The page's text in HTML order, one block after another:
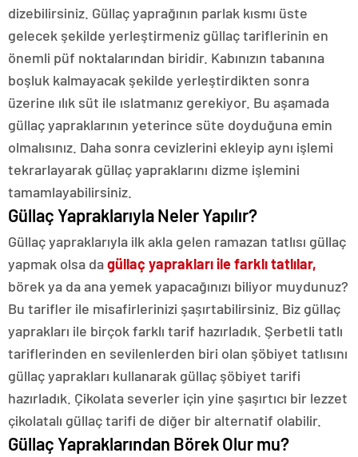
dizebilirsiniz. Güllaç yaprağının parlak kısmı üste
gelecek şekilde yerleştirmeniz güllaç tariflerinin en
önemli püf noktalarından biridir. Kabınızın tabanına
boşluk kalmayacak şekilde yerleştirdikten sonra
üzerine ılık süt ile ıslatmanız gerekiyor. Bu aşamada
güllaç yapraklarının yeterince süte doyduğuna emin
olmalısınız. Daha sonra cevizlerini ekleyip aynı işlemi
tekrarlayarak güllaç yapraklarını dizme işlemini
tamamlayabilirsiniz.
Güllaç Yapraklarıyla Neler Yapılır?
Güllaç yapraklarıyla ilk akla gelen ramazan tatlısı güllaç
yapmak olsa dagüllaç yaprakları ile farklı tatlılar,
börek ya da ana yemek yapacağınızı biliyor muydunuz?
Bu tarifler ile misafirlerinizi şaşırtabilirsiniz. Biz güllaç
yaprakları ile birçok farklı tarif hazırladık. Şerbetli tatlı
tariflerinden en sevilenlerden biri olan şöbiyet tatlısını
güllaç yaprakları kullanarak güllaç şöbiyet tarifi
hazırladık. Çikolata severler için yine şaşırtıcı bir lezzet
çikolatalı güllaç tarifi de diğer bir alternatif olabilir.
Güllaç Yapraklarından Börek Olur mu?